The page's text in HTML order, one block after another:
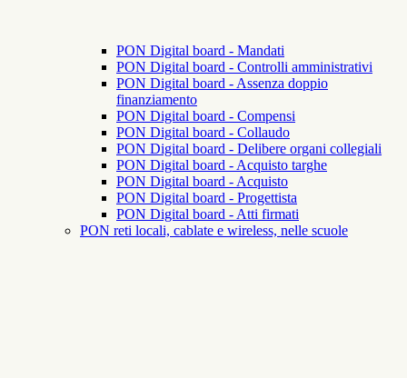
PON Digital board - Mandati
PON Digital board - Controlli amministrativi
PON Digital board - Assenza doppio
finanziamento
PON Digital board - Compensi
PON Digital board - Collaudo
PON Digital board - Delibere organi collegiali
PON Digital board - Acquisto targhe
PON Digital board - Acquisto
PON Digital board - Progettista
PON Digital board - Atti firmati
PON reti locali, cablate e wireless, nelle scuole